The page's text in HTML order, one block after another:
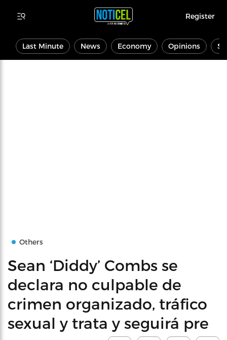
Register
Last Minute News Economy Opinions
Others
Sean ‘Diddy’ Combs se
declara no culpable de
crimen organizado, tráfico
sexual y trata y seguirá pre